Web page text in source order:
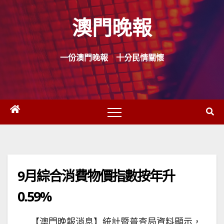
Skip
content
澳門晚報
一份澳門晚報 十分民情關懷
9月綜合消費物價指數按年升
0.59%
【澳門晚報消息】統計暨普查局資料顯示，